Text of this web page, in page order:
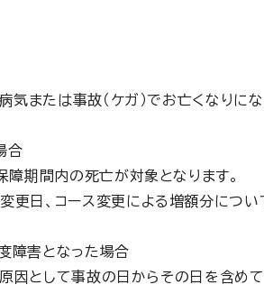
または事故（ケガ）でお亡くなりに
合
障期間内の死亡が対象となります。
日、コース変更による増額分につ
障害となった場合
因として事故の日からその日を含